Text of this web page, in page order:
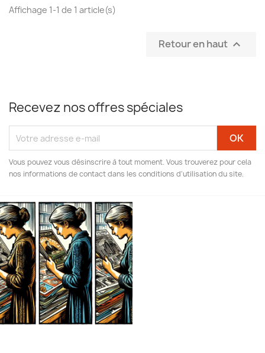
Affichage 1-1 de 1 article(s)
Retour en haut 
Recevez nos offres spéciales
Vous pouvez vous désinscrire à tout moment. Vous trouverez pour cela
nos informations de contact dans les conditions d'utilisation du site.